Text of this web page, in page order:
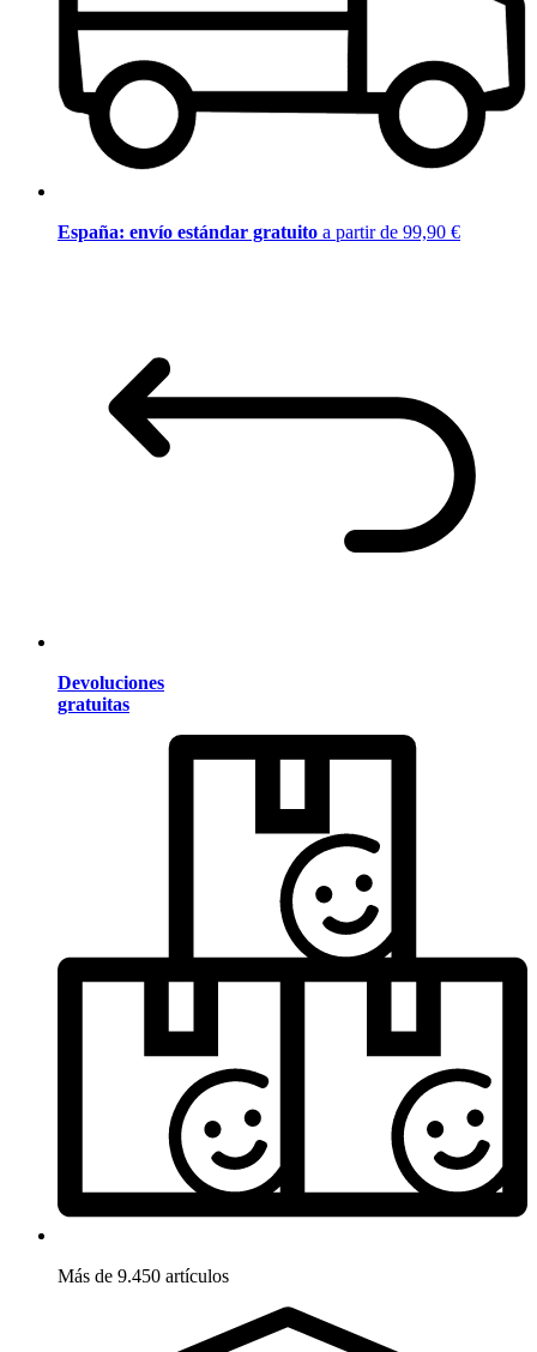
España: envío estándar gratuito a partir de 99,90 €
Devoluciones
gratuitas
Más de 9.450 artículos